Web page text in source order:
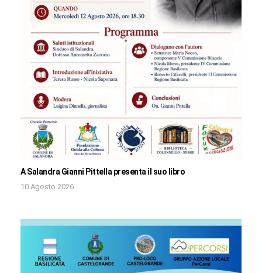
A Salandra Gianni Pittella presenta il suo libro
10 Agosto 2026